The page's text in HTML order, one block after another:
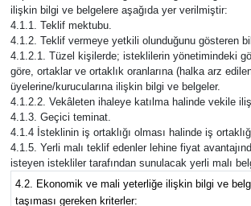
ilişkin bilgi ve belgelere aşağıda yer verilmiştir:
4.1.1. Teklif mektubu.
4.1.2. Teklif vermeye yetkili olunduğunu gösteren
4.1.2.1. Tüzel kişilerde; isteklilerin yönetimindeki
göre, ortaklar ve ortaklık oranlarına (halka arz
üyelerine/kurucularına ilişkin bilgi ve belgeler.
4.1.2.2. Vekâleten ihaleye katılma halinde vekile
4.1.3. Geçici teminat.
4.1.4 İsteklinin iş ortaklığı olması halinde iş
4.1.5. Yerli malı teklif edenler lehine fiyat
isteyen istekliler tarafından sunulacak yerli malı
4.2. Ekonomik ve mali yeterliğe ilişkin bilgi ve
taşıması gereken kriterler: